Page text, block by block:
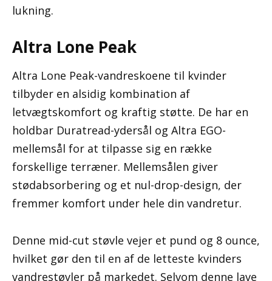
lukning.
Altra Lone Peak
Altra Lone Peak-vandreskoene til kvinder
tilbyder en alsidig kombination af
letvægtskomfort og kraftig støtte. De har en
holdbar Duratread-ydersål og Altra EGO-
mellemsål for at tilpasse sig en række
forskellige terræner. Mellemsålen giver
stødabsorbering og et nul-drop-design, der
fremmer komfort under hele din vandretur.
Denne mid-cut støvle vejer et pund og 8 ounce,
hvilket gør den til en af ​​de letteste kvinders
vandrestøvler på markedet. Selvom denne lave